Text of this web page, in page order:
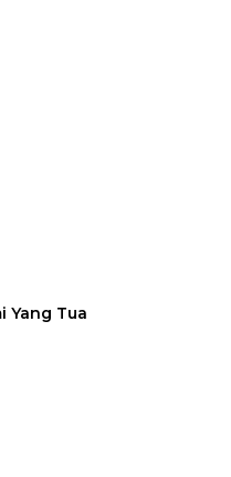
Yang Tua